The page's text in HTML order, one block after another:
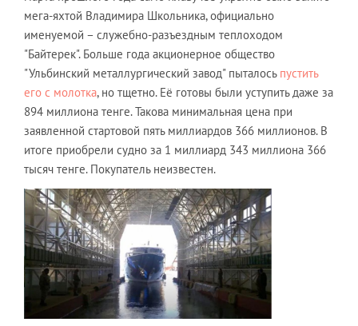
мега-яхтой Владимира Школьника, официально
именуемой – служебно-разъездным теплоходом
"Байтерек". Больше года акционерное общество
"Ульбинский металлургический завод" пыталось пустить
его с молотка, но тщетно. Её готовы были уступить даже за
894 миллиона тенге. Такова минимальная цена при
заявленной стартовой пять миллиардов 366 миллионов. В
итоге приобрели судно за 1 миллиард 343 миллиона 366
тысяч тенге. Покупатель неизвестен.